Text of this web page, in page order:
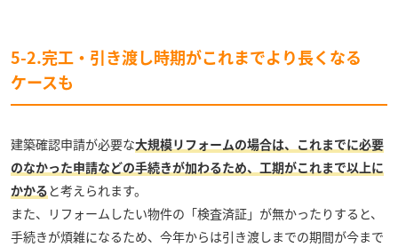
5-2.完工・引き渡し時期がこれまでより長くなる
ケースも
建築確認申請が必要な大規模リフォームの場合は、これまでに必要
のなかった申請などの手続きが加わるため、工期がこれまで以上に
かかる と考えられます。
また、リフォームしたい物件の「検査済証」が無かったりすると、
手続きが煩雑になるため、今年からは引き渡しまでの期間が今まで